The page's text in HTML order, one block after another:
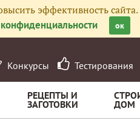
эффективность сайта.
ок
Конкурсы Тестирования
РЕЦЕПТЫ И
ЗАГОТОВКИ ДОМ